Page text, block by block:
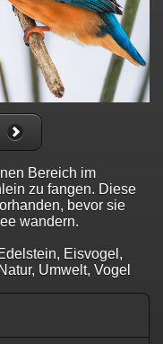
Bereich im
zu fangen. Diese
bevor sie
wandern.
Eisvogel,
Umwelt, Vogel